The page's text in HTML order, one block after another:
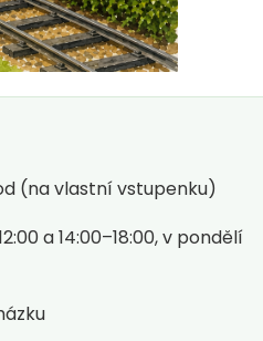
(na vlastní vstupenku)
a 14:00–18:00, v pondělí